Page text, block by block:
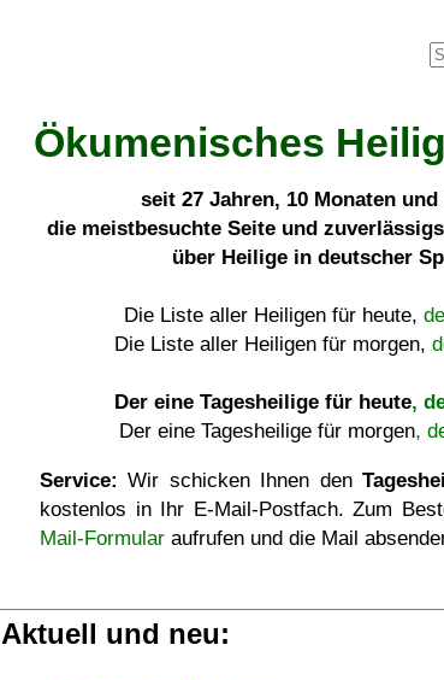
Ökumenisches
seit 27 Jahren, 10 Monaten und
die meistbesuchte Seite und
über Heilige in deutscher
Die Liste aller Heiligen für heute,
Die Liste aller Heiligen für morgen,
Der eine Tagesheilige für heute,
Der eine Tagesheilige für morgen,
Service: Wir schicken Ihnen den
kostenlos in Ihr E-Mail-Postfach. Zum
Mail-Formular aufrufen und die Mail
Aktuell und neu: